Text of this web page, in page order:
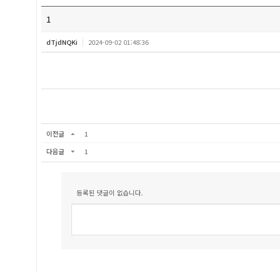
1
dTjdNQKi 2024-09-02 01:48:36
이전글
1
다음글
1
등록된 댓글이 없습니다.